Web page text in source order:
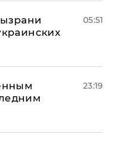
05:51
23:19